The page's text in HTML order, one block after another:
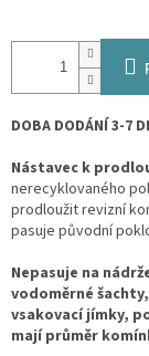
DOBA DODÁNÍ 3-7
Nástavec k
nerecyklovaného
prodloužit revizní
pasuje původní
Nepasuje na
vodoměrné
vsakovací jímky,
mají průměr